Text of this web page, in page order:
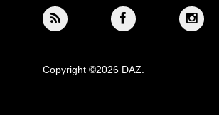
Copyright ©2026 DAZ.